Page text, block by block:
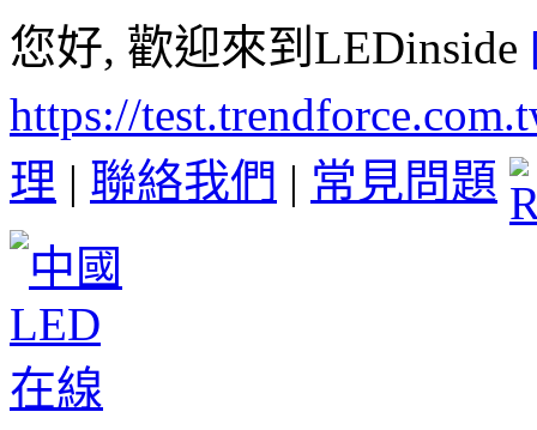
您好, 歡迎來到LEDinside
https://
理 | 聯絡我們 | 常見問題